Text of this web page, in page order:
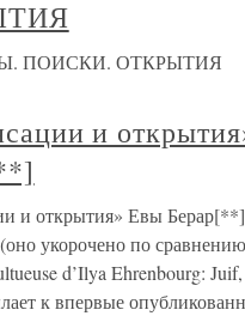
ПОИСКИ. ОТКРЫТИЯ
и
и открытия» Евы
укорочено по
d’Ilya Ehrenbourg:
к впервые